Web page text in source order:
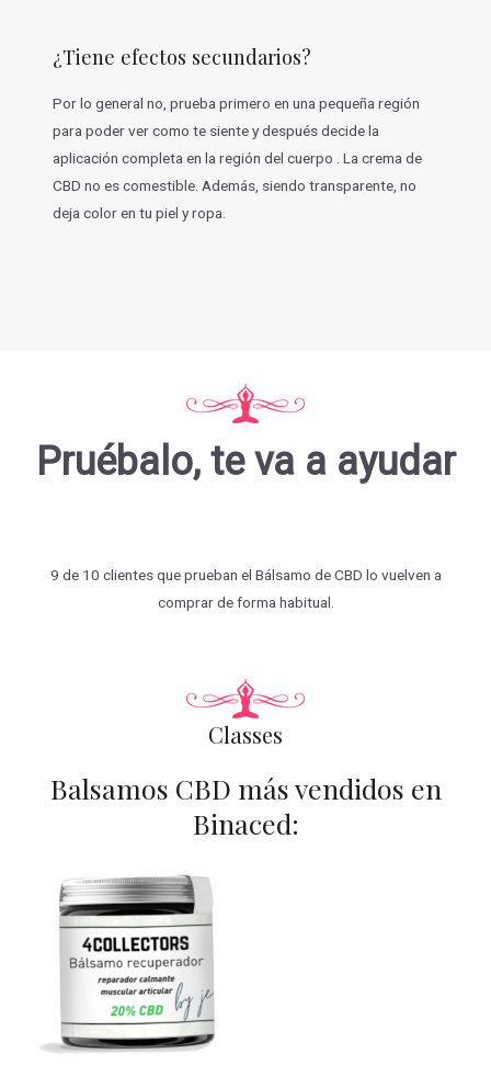
¿Tiene efectos secundarios?
Por lo general no, prueba primero en una pequeña región
para poder ver como te siente y después decide la
aplicación completa en la región del cuerpo . La crema de
CBD no es comestible. Además, siendo transparente, no
deja color en tu piel y ropa.
Pruébalo, te va a ayudar
9 de 10 clientes que prueban el Bálsamo de CBD lo vuelven a
comprar de forma habitual.
Classes
Balsamos CBD más vendidos en
Binaced: